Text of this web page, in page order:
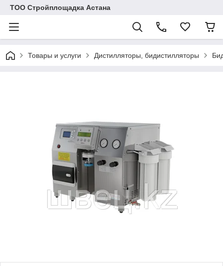
ТОО Стройплощадка Астана
Товары и услуги Дистилляторы, бидистилляторы